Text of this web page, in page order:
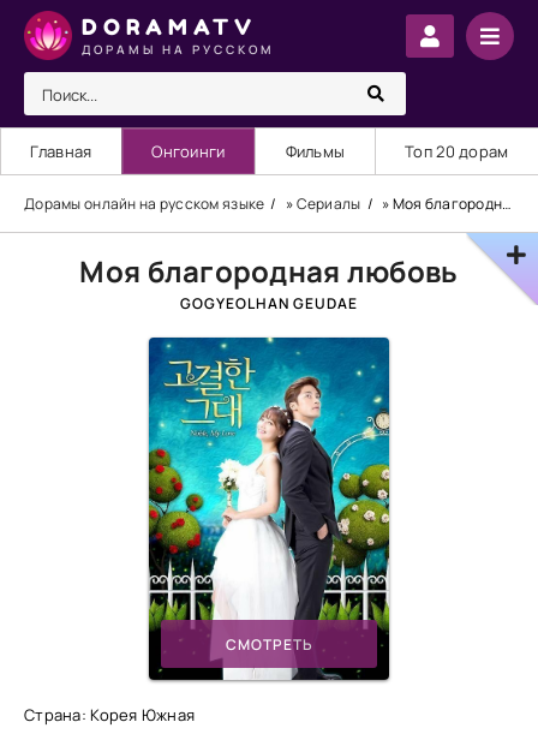
DORAMATV
ДОРАМЫ НА РУССКОМ
Главная Онгоинги Фильмы Топ 20 дорам
Дорамы онлайн на русском языке »Сериалы » Моя благородная любовь
Моя благородная любовь
GOGYEOLHAN GEUDAE
СМОТРЕТЬ
Страна: Корея Южная